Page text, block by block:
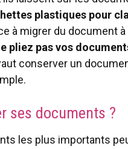
plastiques pour
à migrer du document
pliez pas vos
conserver un
ses documents ?
les plus importants